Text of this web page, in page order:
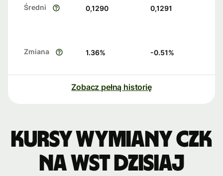
Średni 0,1290 0,1291
Zmiana 1.36% -0.51%
Zobacz pełną historię
Kursy wymiany CZK
na WST dzisiaj